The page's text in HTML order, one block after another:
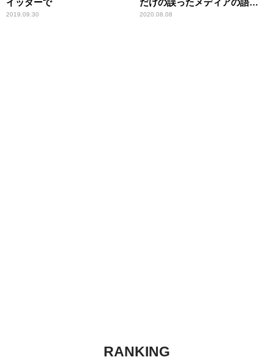
2019.09.30
に辛坊治郎が異議
2020.08.08
RANKING